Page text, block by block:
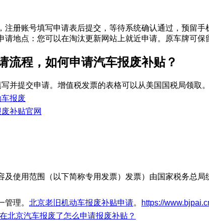
注册账号填写申请表后提交，等待系统确认通过，预留
地点：您可以在淘汰更新网站上就近申请。原车牌可保
流程，如何申请汽车报废补贴？
并提交申请。增值税发票的表格可以从美国国税局领取。
报废
补贴官网
使用范围（以下简称专用发票）发票）由国家税务总局
理。 北京老旧机动车报废补贴申请。
https://
北京汽车报废了怎么申请报废补贴？